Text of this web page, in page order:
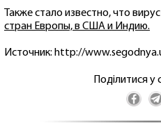
Также стало известно, что
стран Европы, в США и Индию.
Источник: http://
Поділитися